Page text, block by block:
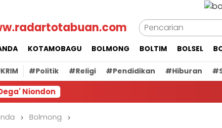
KOTAMOBAGU BOLMONG BOLTIM BOLSEL
#Politik #Religi #Pendidikan #Hiburan
Niondon
Bolmong